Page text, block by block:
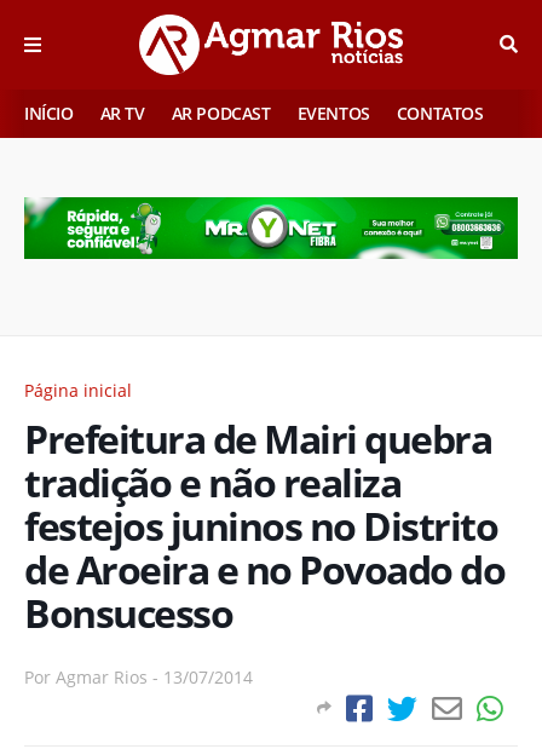
INÍCIO AR TV AR PODCAST EVENTOS CONTATOS
Página inicial
Prefeitura de Mairi quebra
tradição e não realiza
festejos juninos no Distrito
de Aroeira e no Povoado do
Por Agmar Rios - 13/07/2014